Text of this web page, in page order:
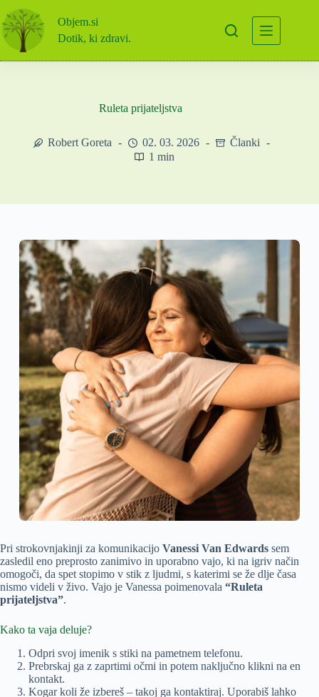
to
content
Objem.si
Dotik, ki zdravi.
Ruleta prijateljstva
Robert Goreta 02. 03. 2026
Članki
1 min
Pri strokovnjakinji za komunikacijo Vanessi Van Edwards sem
zasledil eno preprosto zanimivo in uporabno vajo, ki na igriv način
omogoči, da spet stopimo v stik z ljudmi, s katerimi se že dlje časa
nismo videli v živo. Vajo je Vanessa poimenovala “Ruleta
prijateljstva”.
Kako ta vaja deluje?
Odpri svoj imenik s stiki na pametnem telefonu.
Prebrskaj ga z zaprtimi očmi in potem naključno klikni na en
kontakt.
Kogar koli že izbereš – takoj ga kontaktiraj. Uporabiš lahko